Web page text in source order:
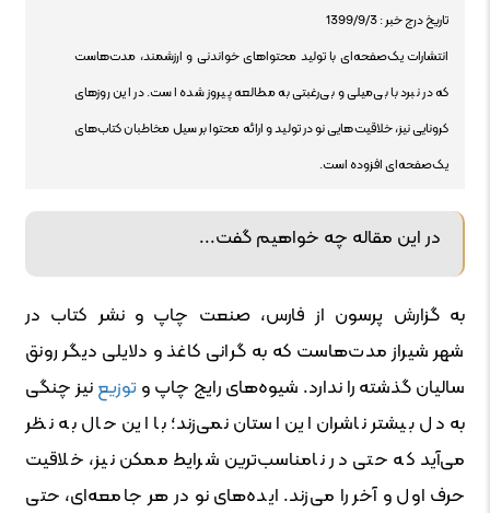
تاریخ درج خبر : 1399/9/3
انتشارات یک‌صفحه‌ای با تولید محتواهای خواندنی و ارزشمند، مدت‌هاست
که در نبرد با بی‌میلی و بی‌رغبتی به مطالعه پیروز شده است. در این روزهای
کرونایی نیز، خلاقیت‌هایی نو در تولید و ارائه محتوا بر سیل مخاطبان کتاب‌های
یک‌صفحه‌ای افزوده است.
در این مقاله چه خواهیم گفت...
به گزارش پرسون از فارس، صنعت چاپ و نشر کتاب در
شهر شیراز مدت‌هاست که به گرانی کاغذ و دلایلی دیگر رونق
سالیان گذشته را ندارد. شیوه‌های رایج چاپ و توزیعنیز چنگی
به دل بیشتر ناشران این استان نمی‌زند؛ با این حال به نظر
می‌آید که حتی در نامناسب‌ترین شرایط ممکن نیز، خلاقیت
حرف اول و آخر را می‌زند. ایده‌های نو در هر جامعه‌ای، حتی